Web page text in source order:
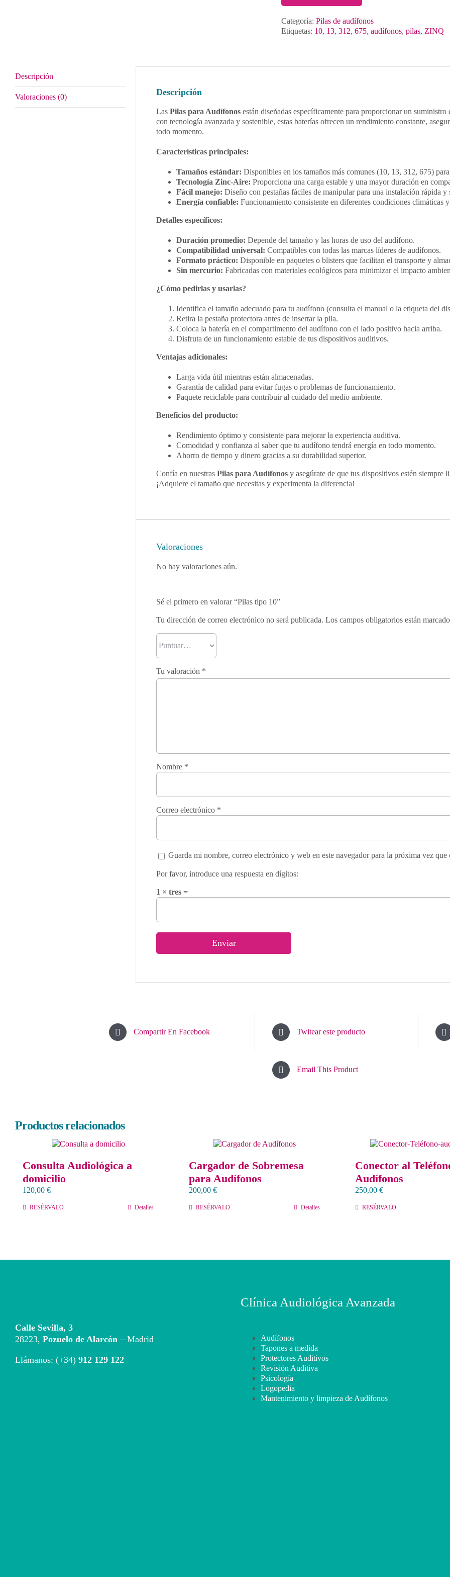
Categoría: Pilas de audífonos
Etiquetas: 10, 13, 312, 675, audífonos, pilas, ZINQ
Descripción
Valoraciones (0) Descripción
Las Pilas para Audífonos están diseñadas específicamente para proporcionar un
con tecnología avanzada y sostenible, estas baterías ofrecen un rendimiento constante,
todo momento.
Características principales:
Tamaños estándar: Disponibles en los tamaños más comunes (10, 13, 312, 675)
Tecnología Zinc-Aire: Proporciona una carga estable y una mayor duración en
Fácil manejo: Diseño con pestañas fáciles de manipular para una instalación rápida y
Energía confiable: Funcionamiento consistente en diferentes condiciones climáticas
Detalles específicos:
Duración promedio: Depende del tamaño y las horas de uso del audífono.
Compatibilidad universal: Compatibles con todas las marcas líderes de audífonos.
Formato práctico: Disponible en paquetes o blisters que facilitan el transporte y
Sin mercurio: Fabricadas con materiales ecológicos para minimizar el impacto
¿Cómo pedirlas y usarlas?
Identifica el tamaño adecuado para tu audífono (consulta el manual o la etiqueta del
Retira la pestaña protectora antes de insertar la pila.
Coloca la batería en el compartimento del audífono con el lado positivo hacia arriba.
Disfruta de un funcionamiento estable de tus dispositivos auditivos.
Ventajas adicionales:
Larga vida útil mientras están almacenadas.
Garantía de calidad para evitar fugas o problemas de funcionamiento.
Paquete reciclable para contribuir al cuidado del medio ambiente.
Beneficios del producto:
Rendimiento óptimo y consistente para mejorar la experiencia auditiva.
Comodidad y confianza al saber que tu audífono tendrá energía en todo momento.
Ahorro de tiempo y dinero gracias a su durabilidad superior.
Confía en nuestras Pilas para Audífonos y asegúrate de que tus dispositivos estén
¡Adquiere el tamaño que necesitas y experimenta la diferencia!
Valoraciones
No hay valoraciones aún.
Sé el primero en valorar “Pilas tipo 10”
Tu dirección de correo electrónico no será publicada. Los campos obligatorios están
Tu valoración *
Nombre *
Correo electrónico *
Guarda mi nombre, correo electrónico y web en este navegador para la próxima vez que
Por favor, introduce una respuesta en dígitos:
1 × tres =
Compartir En Facebook Twitear este producto
Email This Product
Productos relacionados
Consulta Audiológica a
domicilio
120,00 €
RESÉRVALO Detalles
Cargador de Sobremesa
para Audífonos
200,00 €
RESÉRVALO Detalles
Conector al
Audífonos
250,00 €
RESÉRVALO
Calle Sevilla, 3
28223, Pozuelo de Alarcón– Madrid
Llámanos: (+34) 912 129 122
Clínica Audiológica Avanzada
Audífonos
Tapones a medida
Protectores Auditivos
Revisión Auditiva
Psicología
Logopedia
Mantenimiento y limpieza de Audífonos